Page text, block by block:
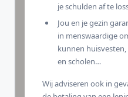
je schulden af te
Jou en je gezin
in menswaardige
kunnen
en scholen…
Wij adviseren ook in